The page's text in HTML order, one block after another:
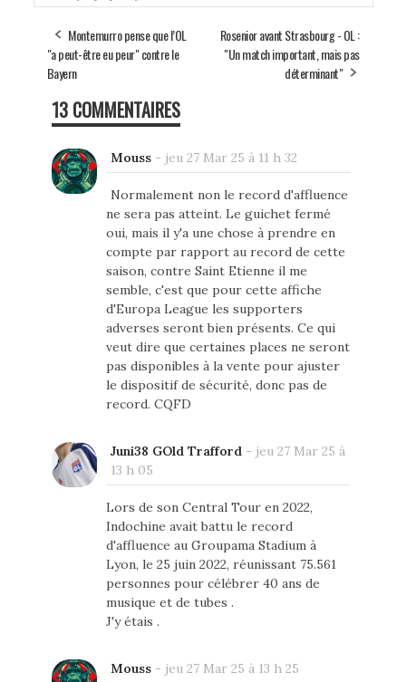
Montemurro pense que l’OL
"a peut-être eu peur" contre le
Bayern
Rosenior avant Strasbourg - OL :
"Un match important, mais pas
déterminant"
13 COMMENTAIRES
Mouss- jeu 27 Mar 25 à 11 h 32
Normalement non le record d'affluence
ne sera pas atteint. Le guichet fermé
oui, mais il y'a une chose à prendre en
compte par rapport au record de cette
saison, contre Saint Etienne il me
semble, c'est que pour cette affiche
d'Europa League les supporters
adverses seront bien présents. Ce qui
veut dire que certaines places ne seront
pas disponibles à la vente pour ajuster
le dispositif de sécurité, donc pas de
record. CQFD
Juni38 GOld Trafford - jeu 27 Mar 25 à
13 h 05
Lors de son Central Tour en 2022,
Indochine avait battu le record
d'affluence au Groupama Stadium à
Lyon, le 25 juin 2022, réunissant 75.561
personnes pour célébrer 40 ans de
musique et de tubes .
J'y étais .
Mouss- jeu 27 Mar 25 à 13 h 25